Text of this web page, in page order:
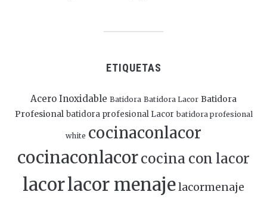
ETIQUETAS
Acero Inoxidable Batidora Batidora Lacor Batidora
Profesional batidora profesional Lacor batidora profesional
white cocinaconlacor
cocinaconlacorcocina con lacor
lacorlacor menajelacormenaje